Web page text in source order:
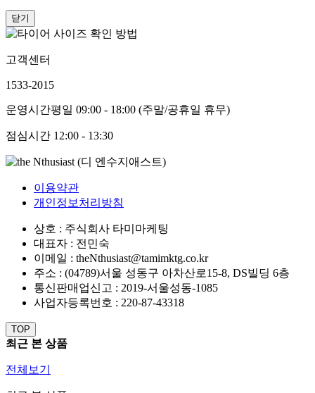
닫기
고객센터
1533-2015
운영시간평일 09:00 - 18:00 (주말/공휴일 휴무)
점심시간 12:00 - 13:30
이용약관
개인정보처리방침
상호 : 주식회사 타미마케팅
대표자 : 전민숙
이메일 : theNthusiast@tamimktg.co.kr
주소 : (04789)서울 성동구 아차산로15-8, DS빌딩 6층
통신판매업신고 : 2019-서울성동-1085
사업자등록번호 : 220-87-43318
TOP
최근 본 상품
전체보기